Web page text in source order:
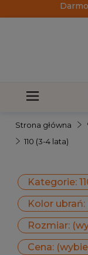
Strona główna
110 (3-4 lata)
Kategorie:
Kolor
Rozmiar:
Cena: